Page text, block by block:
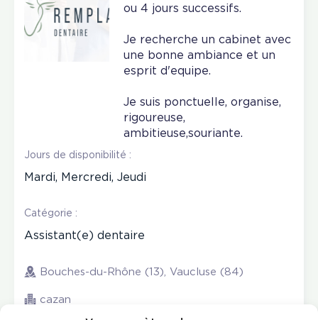
ou 4 jours successifs.
Je recherche un cabinet avec
une bonne ambiance et un
esprit d'equipe.
Je suis ponctuelle, organise,
rigoureuse,
ambitieuse,souriante.
Jours de disponibilité :
Mardi, Mercredi, Jeudi
Catégorie :
Assistant(e) dentaire
Bouches-du-Rhône (13), Vaucluse (84)
cazan